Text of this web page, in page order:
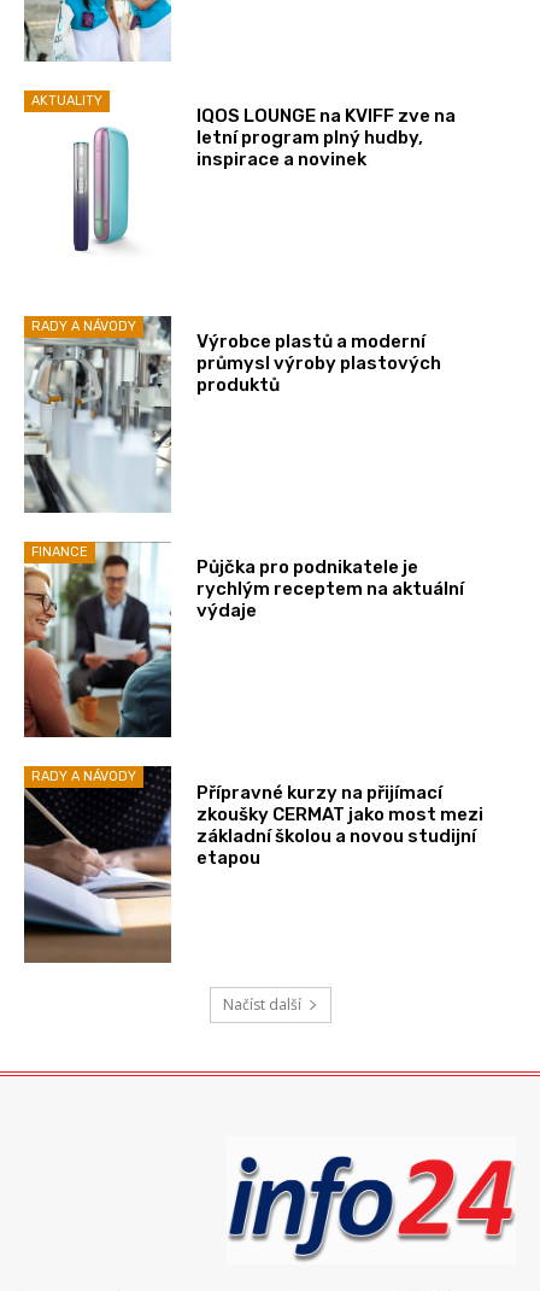
AKTUALITY
IQOS LOUNGE na KVIFF zve na
letní program plný hudby,
inspirace a novinek
RADY A NÁVODY
Výrobce plastů a moderní
průmysl výroby plastových
produktů
FINANCE
Půjčka pro podnikatele je
rychlým receptem na aktuální
výdaje
RADY A NÁVODY
Přípravné kurzy na přijímací
zkoušky CERMAT jako most mezi
základní školou a novou studijní
etapou
Načíst další